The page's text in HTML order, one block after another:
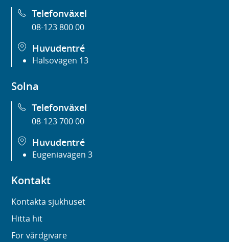
Telefonväxel
08-123 800 00
Huvudentré
Hälsovägen 13
Solna
Telefonväxel
08-123 700 00
Huvudentré
Eugeniavägen 3
Kontakt
Kontakta sjukhuset
Hitta hit
För vårdgivare